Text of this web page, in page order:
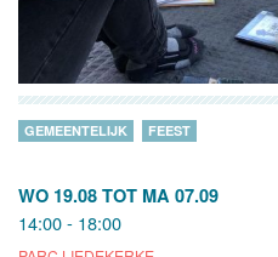
WO 19.08 TOT MA 07.09
14:00 - 18:00
GEMEENTELIJK FEEST